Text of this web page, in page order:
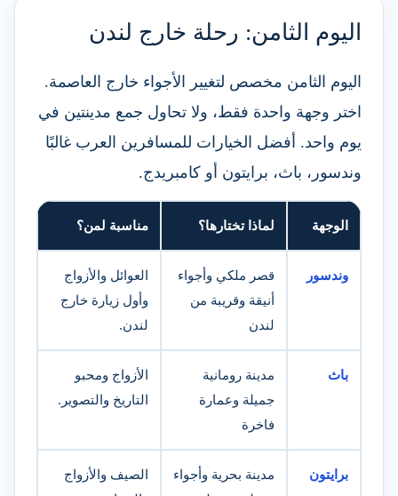
اليوم الثامن: رحلة خارج لندن
اليوم الثامن مخصص لتغيير الأجواء خارج العاصمة.
اختر وجهة واحدة فقط، ولا تحاول جمع مدينتين في
يوم واحد. أفضل الخيارات للمسافرين العرب غالبًا
وندسور، باث، برايتون أو كامبريدج.
الوجهة لماذا تختارها؟ مناسبة لمن؟
وندسور
قصر ملكي وأجواء
أنيقة وقريبة من
لندن
العوائل والأزواج
وأول زيارة خارج
لندن.
باث
مدينة رومانية
جميلة وعمارة
فاخرة
الأزواج ومحبو
التاريخ والتصوير.
برايتون
مدينة بحرية وأجواء
الصيف والأزواج